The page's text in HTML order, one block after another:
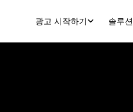
광고 시작하기 솔루션